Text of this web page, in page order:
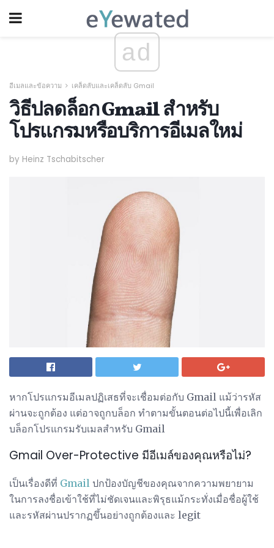
ad
อีเมลและข้อความ เคล็ดลับและเคล็ดลับ Gmail
วิธีปลดล็อก Gmail สำหรับ
โปรแกรมหรือบริการอีเมลใหม่
by Heinz Tschabitscher
หากโปรแกรมอีเมลปฏิเสธที่จะเชื่อมต่อกับ Gmail แม้ว่ารหัส
ผ่านจะถูกต้อง แต่อาจถูกบล็อก ทำตามขั้นตอนต่อไปนี้เพื่อเลิก
บล็อกโปรแกรมรับเมลสำหรับ Gmail
Gmail Over-Protective มีอีเมล์ของคุณหรือไม่?
เป็นเรื่องดีที่ Gmail ปกป้องบัญชีของคุณจากความพยายาม
ในการลงชื่อเข้าใช้ที่ไม่ชัดเจนและพิรุธแม้กระทั่งเมื่อชื่อผู้ใช้
และรหัสผ่านปรากฏขึ้นอย่างถูกต้องและ legit